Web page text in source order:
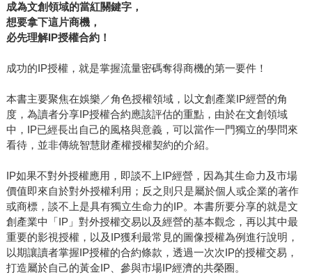
成為文創領域的當紅關鍵字，
想要拿下這片商機，
必先理解IP授權合約！
成功的IP授權，就是掌握流量密碼奪得商機的第一要件！
本書主要聚焦在娛樂／角色授權領域，以文創產業IP經營的角
度，為讀者分享IP授權合約應該評估的重點，由於在文創領域
中，IP已經長出自己的風格與意義，可以當作一門獨立的學問來
看待，並非傳統智慧財產權授權契約的介紹。
IP如果不對外授權應用，即談不上IP經營，因為其生命力及市場
價值即來自於對外授權利用；反之則只是屬於個人或企業的著作
或商標，談不上是具有獨立生命力的IP。本書所要分享的就是文
創產業中「IP」對外授權交易以及經營的基本觀念，再以其中最
重要的影視授權，以及IP獲利最常見的圖像授權為例進行說明，
以期讓讀者掌握IP授權的合約條款，透過一次次IP的授權交易，
打造屬於自己的黃金IP、參與市場IP經濟的共榮圈。